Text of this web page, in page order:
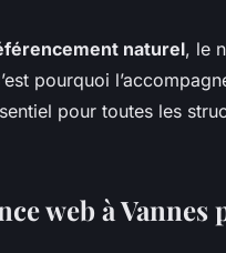
naturel, le
pourquoi
pour toutes les
web à Vannes